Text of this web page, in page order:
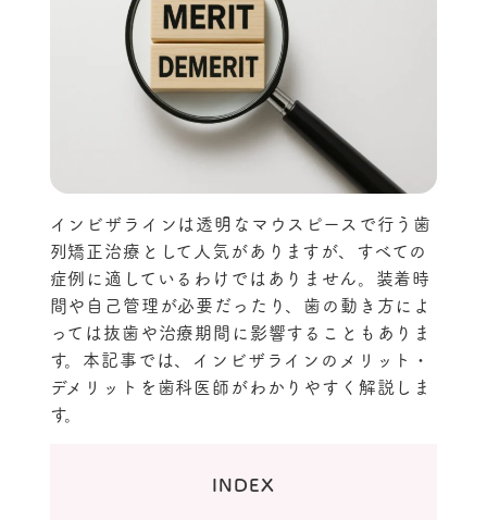
インビザラインは透明なマウスピースで行う歯
列矯正治療として人気がありますが、すべての
症例に適しているわけではありません。装着時
間や自己管理が必要だったり、歯の動き方によ
っては抜歯や治療期間に影響することもありま
す。本記事では、インビザラインのメリット・
デメリットを歯科医師がわかりやすく解説しま
す。
INDEX